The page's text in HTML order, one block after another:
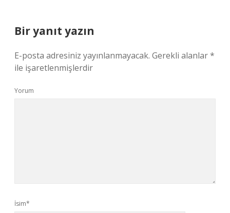
Bir yanıt yazın
E-posta adresiniz yayınlanmayacak. Gerekli alanlar*
ile işaretlenmişlerdir
Yorum
İsim*